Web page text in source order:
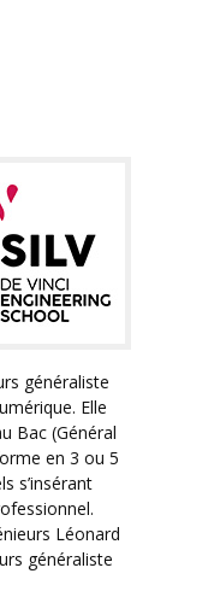
généraliste
Elle
Bac (Général
en 3 ou 5
s’insérant
Léonard
généraliste